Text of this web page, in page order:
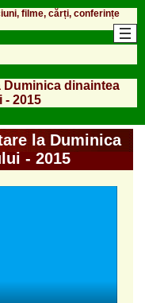
filme, cărți, conferințe
Duminica dinaintea
- 2015
la Duminica
- 2015